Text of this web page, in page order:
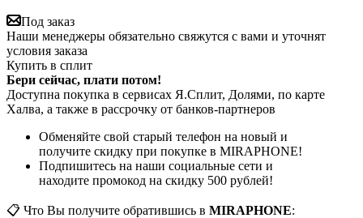
Под заказ
Наши менеджеры обязательно свяжутся с вами и уточнят
условия заказа
Купить в сплит
Бери сейчас, плати потом!
Доступна покупка в сервисах Я.Сплит, Долями, по карте
Халва, а также в рассрочку от банков-партнеров
Обменяйте свой старый телефон на новый и
получите скидку при покупке в MIRAPHONE!
Подпишитесь на наши социальные сети и
находите промокод на скидку 500 рублей!
📋 Что Вы получите обратившись в MIRAPHONE: